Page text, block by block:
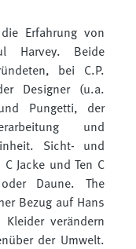
Erfahrung von
Harvey. Beide
bei C.P.
Designer (u.a.
Pungetti, der
und
Sicht- und
Jacke und Ten C
Daune. The
Bezug auf Hans
Kleider verändern
der Umwelt.